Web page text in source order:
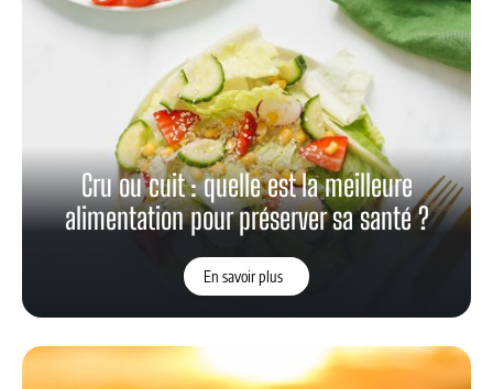
Cru ou cuit : quelle est la meilleure
alimentation pour préserver sa santé ?
En savoir plus